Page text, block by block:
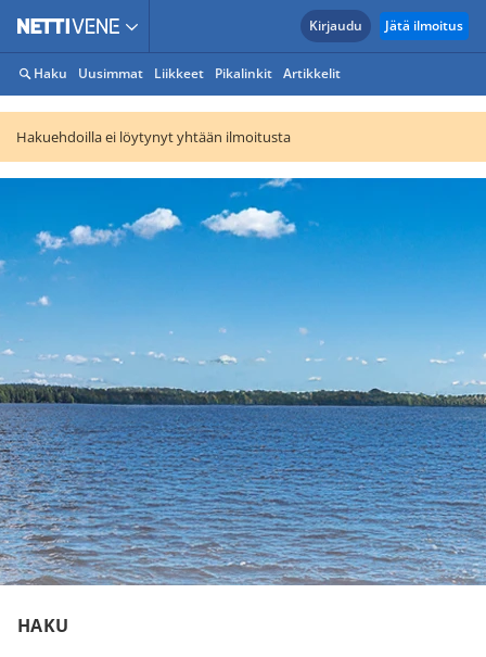
Kirjaudu Jätä ilmoitus
Haku Uusimmat Liikkeet Pikalinkit Artikkelit
Hakuehdoilla ei löytynyt yhtään ilmoitusta
HAKU